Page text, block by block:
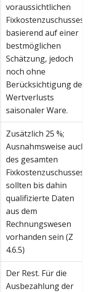
voraussichtlichen
Fixkostenzuschusses,
basierend auf einer
bestmöglichen
Schätzung, jedoch
noch ohne
Berücksichtigung des
Wertverlusts
saisonaler Ware.
Zusätzlich 25 %;
Ausnahmsweise auch
des gesamten
Fixkostenzuschusses,
sollten bis dahin
qualifizierte Daten
aus dem
Rechnungswesen
vorhanden sein (Z
4.6.5)
Der Rest. Für die
Ausbezahlung der